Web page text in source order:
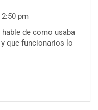
pm
de como usaba
que funcionarios lo